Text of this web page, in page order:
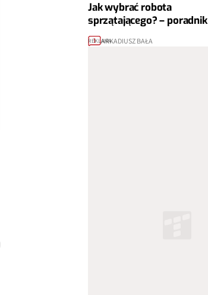
Jak wybrać robota
sprzątającego? – poradnik
1 ARKADIUSZ BAŁA